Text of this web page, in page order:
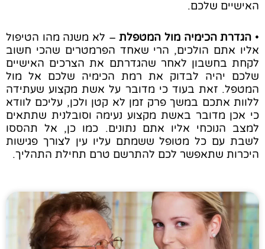
האישיים שלכם.
• הגדרת הכימיה מול המטפלת– לא משנה מהו הטיפול
אליו אתם הולכים, הרי שאחד הפרמטרים שהכי חשוב
לקחת בחשבון לאחר שהגדרתם את הצרכים האישיים
שלכם יהיה לבדוק את רמת הכימיה שלכם אל מול
המטפל. זאת בעוד כי מדובר על אשת מקצוע שעתידה
ללוות אתכם במשך פרק זמן לא קטן ולכן, עליכם לוודא
כי אכן מדובר באשת מקצוע נעימה וסובלנית שתתאים
למצב הנוכחי אליו אתם נתונים. כמו כן, אל תהססו
לשבת עם כל מטופל ששמתם עליו עין לצורך פגישות
היכרות שתאפשר לכם להתרשם טרם תחילת התהליך.